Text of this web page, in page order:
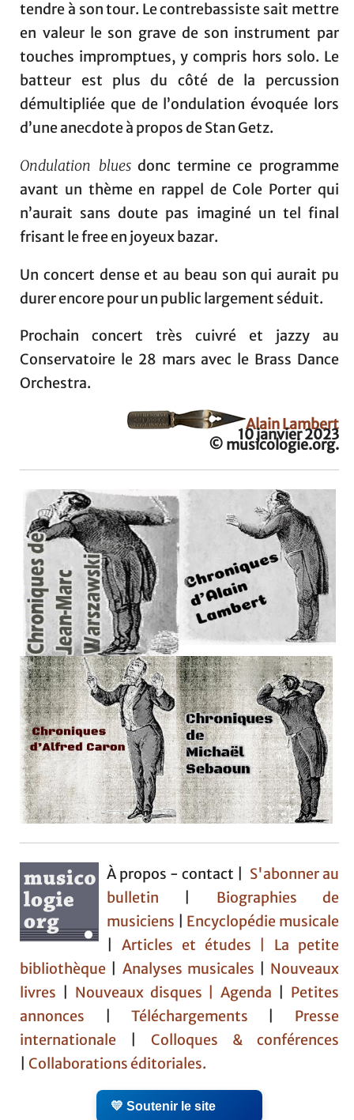
tendre à son tour. Le contrebassiste sait mettre
en valeur le son grave de son instrument par
touches impromptues, y compris hors solo. Le
batteur est plus du côté de la percussion
démultipliée que de l’ondulation évoquée lors
d’une anecdote à propos de Stan Getz.
Ondulation bluesdonc termine ce programme
avant un thème en rappel de Cole Porter qui
n’aurait sans doute pas imaginé un tel final
frisant le free en joyeux bazar.
Un concert dense et au beau son qui aurait pu
durer encore pour un public largement séduit.
Prochain concert très cuivré et jazzy au
Conservatoire le 28 mars avec le Brass Dance
Orchestra.
Alain Lambert
10 janvier 2023
© musicologie.org.
À propos - contact | S'abonner au
bulletin
Biographies de
musiciens
Encyclopédie musicale
|Articles et études | La petite
bibliothèque
Analyses musicales
Nouveaux
livres
Nouveaux disques |Agenda
Petites
annonces
Téléchargements
Presse
internationale
Colloques & conférences
Collaborations éditoriales.
💛 Soutenir le site